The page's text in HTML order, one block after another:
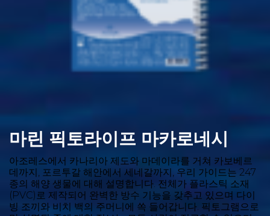
마린 픽토라이프 마카로네시
아조레스에서 카나리아 제도와 마데이라를 거쳐 카보베르
데까지, 포르투갈 해안에서 세네갈까지, 우리 가이드는 247
종의 해양 생물에 대해 설명합니다. 전체가 플라스틱 소재
(PVC)로 제작되어 완벽한 방수 기능을 갖추고 있으며 다이
빙 조끼와 비치 백의 주머니에 쏙 들어갑니다. 픽토그램으로